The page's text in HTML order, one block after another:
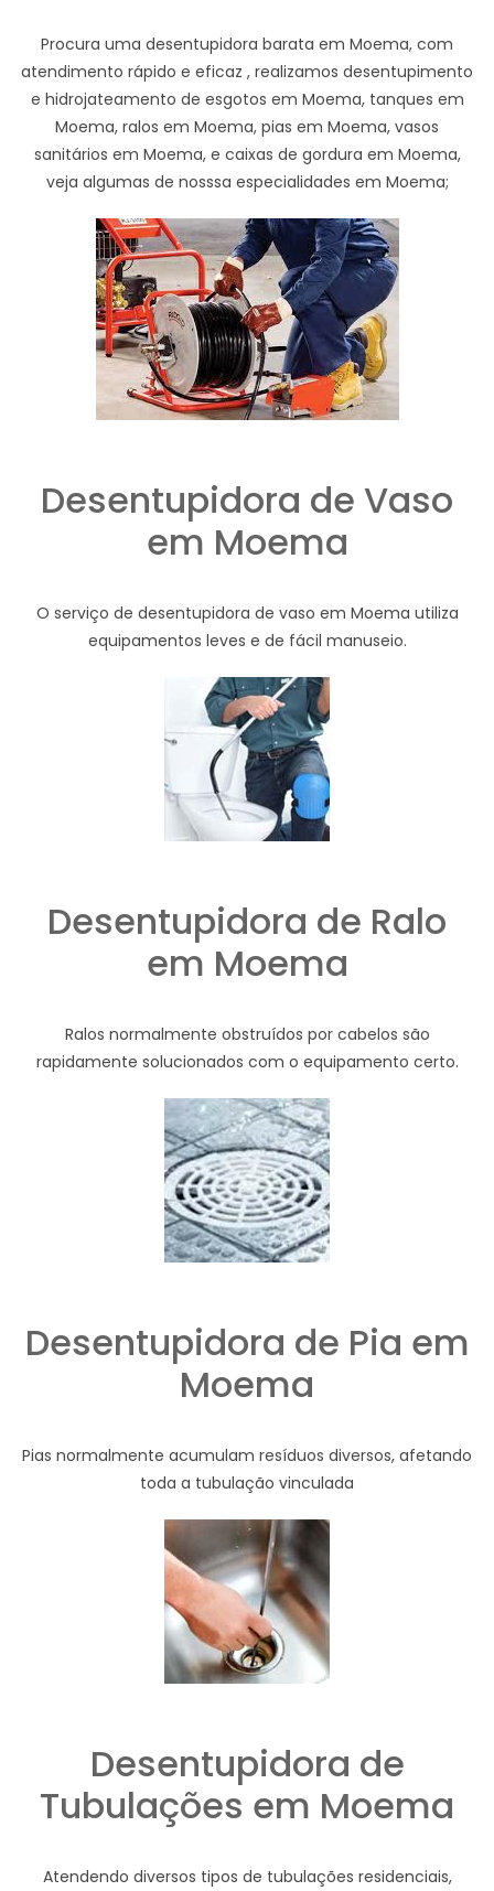
Procura uma desentupidora barata em Moema, com
atendimento rápido e eficaz , realizamos desentupimento
e hidrojateamento de esgotos em Moema, tanques em
Moema, ralos em Moema, pias em Moema, vasos
sanitários em Moema, e caixas de gordura em Moema,
veja algumas de nosssa especialidades em Moema;
Desentupidora de Vaso
em Moema
O serviço de desentupidora de vaso em Moema utiliza
equipamentos leves e de fácil manuseio.
Desentupidora de Ralo
em Moema
Ralos normalmente obstruídos por cabelos são
rapidamente solucionados com o equipamento certo.
Desentupidora de Pia em
Moema
Pias normalmente acumulam resíduos diversos, afetando
toda a tubulação vinculada
Desentupidora de
Tubulações em Moema
Atendendo diversos tipos de tubulações residenciais,